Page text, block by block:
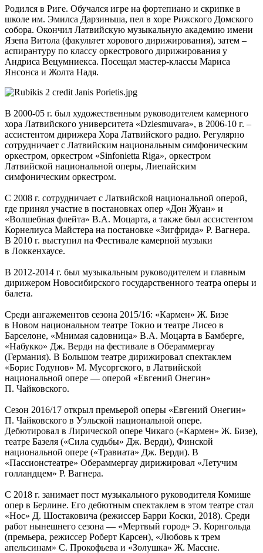
Родился в Риге. Обучался игре на фортепиано и скрипке в
школе им. Эмилса Дарзиньша, пел в хоре Рижского Домского
собора. Окончил Латвийскую музыкальную академию имени
Язепа Витола (факультет хорового дирижирования), затем –
аспирантуру по классу оркестрового дирижирования у
Андриса Вецумниекса. Посещал мастер-классы Мариса
Янсонса и Жолта Надя.
В 2000-05 г. был художественным руководителем камерного
хора Латвийского университета «Dziesmuvara», в 2006-10 г. –
ассистентом дирижера Хора Латвийского радио. Регулярно
сотрудничает с Латвийским национальным симфоническим
оркестром, оркестром «Sinfonietta Riga», оркестром
Латвийской национальной оперы, Лиепайским
симфоническим оркестром.
С 2008 г. сотрудничает с Латвийской национальной оперой,
где принял участие в постановках опер «Дон Жуан» и
«Волшебная флейта» В.А. Моцарта, а также был ассистентом
Корнелиуса Майстера на постановке «Зигфрида» Р. Вагнера.
В 2010 г. выступил на Фестивале камерной музыки
в Локкенхаусе.
В 2012-2014 г. был музыкальным руководителем и главным
дирижером Новосибирского государственного театра оперы и
балета.
Среди ангажементов сезона 2015/16: «Кармен» Ж. Бизе
в Новом национальном театре Токио и театре Лисео в
Барселоне, «Мнимая садовница» В.А. Моцарта в Бамберге,
«Набукко» Дж. Верди на фестивале в Обераммергау
(Германия). В Большом театре дирижировал спектаклем
«Борис Годунов» М. Мусоргского, в Латвийской
национальной опере — оперой «Евгений Онегин»
П. Чайковского.
Сезон 2016/17 открыл премьерой оперы «Евгений Онегин»
П. Чайковского в Уэльской национальной опере.
Дебютировал в Лирической опере Чикаго («Кармен» Ж. Бизе),
театре Базеля («Сила судьбы» Дж. Верди), Финской
национальной опере («Травиата» Дж. Верди). В
«Пассионстеатре» Обераммергау дирижировал «Летучим
голландцем» Р. Вагнера.
С 2018 г. занимает пост музыкального руководителя Комише
опер в Берлине. Его дебютным спектаклем в этом театре стал
«Нос» Д. Шостаковича (режиссер Барри Коски, 2018). Среди
работ нынешнего сезона — «Мертвый город» Э. Корнгольда
(премьера, режиссер Роберт Карсен), «Любовь к трем
апельсинам» С. Прокофьева и «Золушка» Ж. Массне.